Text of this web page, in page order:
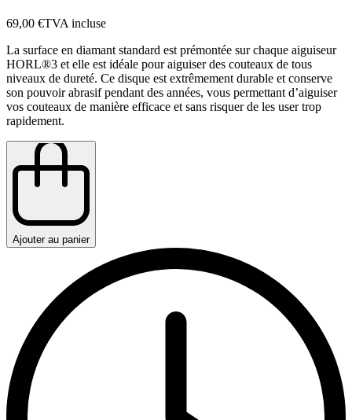
69,00 €TVA incluse
La surface en diamant standard est prémontée sur chaque aiguiseur
HORL®3 et elle est idéale pour aiguiser des couteaux de tous
niveaux de dureté. Ce disque est extrêmement durable et conserve
son pouvoir abrasif pendant des années, vous permettant d’aiguiser
vos couteaux de manière efficace et sans risquer de les user trop
rapidement.
Ajouter au panier